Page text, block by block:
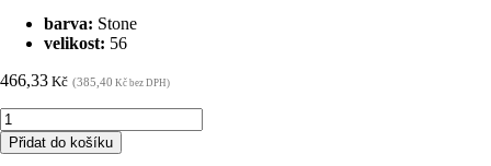
barva: Stone
velikost: 56
466,33 Kč (385,40 Kč bez DPH)
Prázdný
rámeček
UNIVET
Přidat do košíku